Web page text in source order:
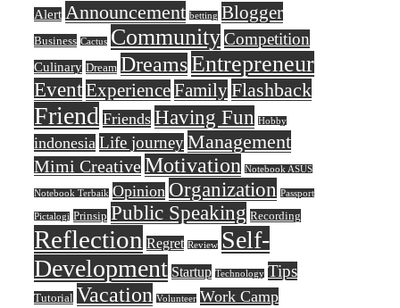
Alert Announcement betting Blogger
Business Cactus CommunityCompetition
Culinary Dream DreamsEntrepreneur
EventExperienceFamilyFlashback
Friend Friends Having Fun Hobby
indonesia Life journeyManagement
Mimi CreativeMotivation Notebook ASUS
Notebook Terbaik Opinion Organization Passport
Pictalogi Prinsip Public Speaking Recording
Reflection Regret Review Self-
Development Startup Technology Tips
Tutorial Vacation Volunteer Work Camp